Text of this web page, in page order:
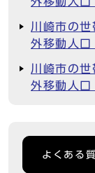
川崎市の
外移動人
川崎市の
外移動人
よくある